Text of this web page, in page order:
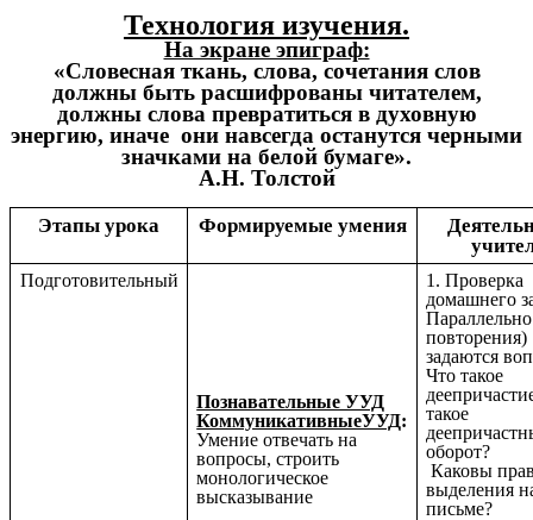
Технология изучения.
На экране эпиграф:
«Словесная ткань, слова, сочетания слов
должны быть расшифрованы читателем,
должны слова превратиться в духовную
энергию, иначе они навсегда останутся черными
значками на белой бумаге».
А.Н. Толстой
Этапы урока Формируемые умения
Подготовительный
Познавательные УУД
КоммуникативныеУУД:
Умение отвечать на
вопросы, строить
монологическое
высказывание
1. Проверка
домашнего
повторения)
задаются
Что такое
такое
оборот?
Каковы
выделения
письме?